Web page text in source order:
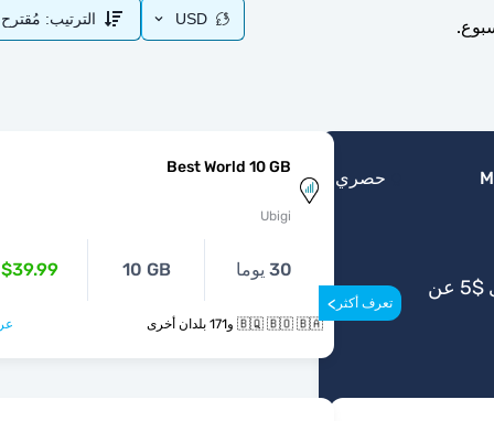
USD الترتيب: مُقترح
حصري
احصل على ما يصل إلى $5 عن
تعرف أكثر >
Best World 10 GB
Ubigi
30 يوما 10 GB
$39.99
🇧🇶 🇧🇴 🇧🇦 و171 بلدان أخرى